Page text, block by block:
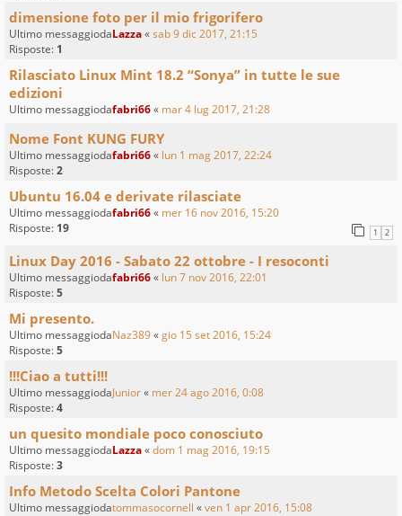
dimensione foto per il mio frigorifero
Ultimo messaggiodaLazza«sab 9 dic 2017, 21:15
Risposte: 1
Rilasciato Linux Mint 18.2 “Sonya” in tutte le sue
edizioni
Ultimo messaggiodafabri66« mar 4 lug 2017, 21:28
Nome Font KUNG FURY
Ultimo messaggiodafabri66« lun 1 mag 2017, 22:24
Risposte:2
Ubuntu 16.04 e derivate rilasciate
Ultimo messaggiodafabri66« mer 16 nov 2016, 15:20
Risposte: 19 1 2
Linux Day 2016 - Sabato 22 ottobre - I resoconti
Ultimo messaggiodafabri66« lun 7 nov 2016, 22:01
Risposte:5
Mi presento.
Ultimo messaggiodaNaz389«gio 15 set 2016, 15:24
Risposte:5
!!!Ciao a tutti!!!
Ultimo messaggiodaJunior« mer 24 ago 2016, 0:08
Risposte:4
un quesito mondiale poco conosciuto
Ultimo messaggiodaLazza«dom 1 mag 2016, 19:15
Risposte:3
Info Metodo Scelta Colori Pantone
Ultimo messaggiodatommasocornell «ven 1 apr 2016, 15:08